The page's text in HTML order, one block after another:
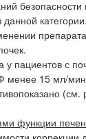
пациентов с
менее 15 мл/
(см.
функции